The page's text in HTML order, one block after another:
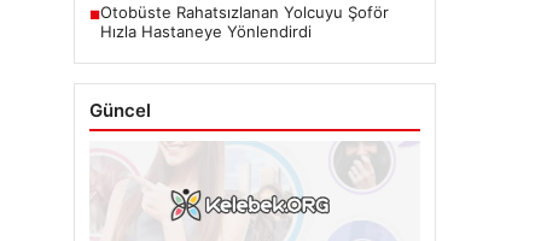
■Otobüste Rahatsızlanan Yolcuyu Şoför
Hızla Hastaneye Yönlendirdi
Güncel